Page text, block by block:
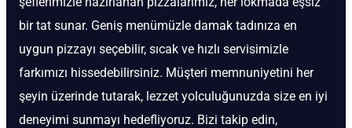
bir tat sunar. Geniş menümüzle damak tadınıza en
uygun pizzayı seçebilir, sıcak ve hızlı servisimizle
farkımızı hissedebilirsiniz. Müşteri memnuniyetini her
şeyin üzerinde tutarak, lezzet yolculuğunuzda size en iyi
deneyimi sunmayı hedefliyoruz. Bizi takip edin,